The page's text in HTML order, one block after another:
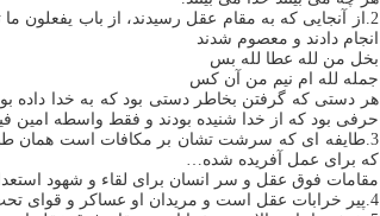
2.از آنجایی که به مقام عقل رسیدند، از باب یفعلون
انجام دادند و معصوم شدند
بخل من لله عطا لله بس
جمله لله ام نیم من آن کس
هر دستی که گرفتن بخاطر دستی بود که به خدا داده
حرفی بود که از خدا شنیده بودند و فقط واسطه امین
3.طایفه ای که سرشت تشان بر مکافات است همان
که برای عمل آفریده شده…
مقامات فوق عقل و سر انسان برای لقاء و شهود
4.پیر خرابات عقل است و مریدان او عساکر و قوای تحت اویند..